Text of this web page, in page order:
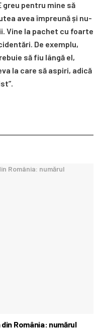
pentru mine să
avea împreună și nu-
Vine la pachet cu foarte
De exemplu,
să fiu lângă el,
la care să aspiri, adică
România: numărul